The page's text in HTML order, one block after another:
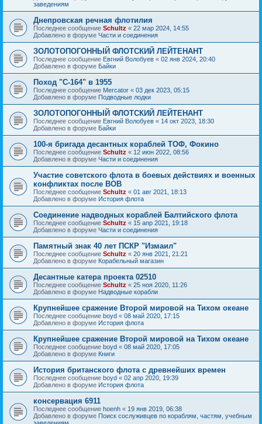
заведениям
Днепровская речная флотилия
Последнее сообщение Schultz « 22 мар 2024, 14:55
Добавлено в форуме Части и соединения
ЗОЛОТОПОГОННЫЙ ФЛОТСКИЙ ЛЕЙТЕНАНТ
Последнее сообщение Евгний Волобуев « 02 янв 2024, 20:40
Добавлено в форуме Байки
Поход "С-164" в 1955
Последнее сообщение Mercator « 03 дек 2023, 05:15
Добавлено в форуме Подводные лодки
ЗОЛОТОПОГОННЫЙ ФЛОТСКИЙ ЛЕЙТЕНАНТ
Последнее сообщение Евгний Волобуев « 14 окт 2023, 18:30
Добавлено в форуме Байки
100-я бригада десантных кораблей ТОФ, Фокино
Последнее сообщение Schultz « 12 июн 2022, 08:56
Добавлено в форуме Части и соединения
Участие советского флота в боевых действиях и военных
конфликтах после ВОВ
Последнее сообщение Schultz « 01 авг 2021, 18:13
Добавлено в форуме История флота
Соединение надводных кораблей Балтийского флота
Последнее сообщение Schultz « 15 апр 2021, 19:18
Добавлено в форуме Части и соединения
Памятный знак 40 лет ПСКР "Измаил"
Последнее сообщение Schultz « 20 янв 2021, 21:21
Добавлено в форуме Корабельный магазин
Десантные катера проекта 02510
Последнее сообщение Schultz « 25 ноя 2020, 11:26
Добавлено в форуме Надводные корабли
Крупнейшее сражение Второй мировой на Тихом океане
Последнее сообщение boyd « 08 май 2020, 17:15
Добавлено в форуме История флота
Крупнейшее сражение Второй мировой на Тихом океане
Последнее сообщение boyd « 08 май 2020, 17:05
Добавлено в форуме Книги
История британского флота с древнейших времен
Последнее сообщение boyd « 02 апр 2020, 19:39
Добавлено в форуме История флота
консервация 6911
Последнее сообщение hoenh « 19 янв 2019, 06:38
Добавлено в форуме Поиск сослуживцев по кораблям, частям, учебным
заведениям